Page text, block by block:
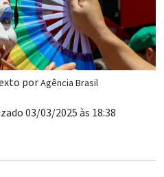
porAgência Brasil
03/03/2025 às 18:38